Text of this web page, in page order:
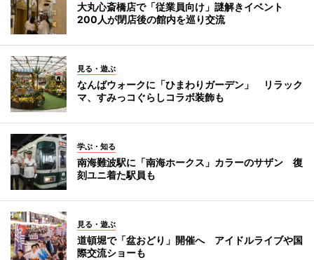
大丸心斎橋店で「従業員向け」謎解きイベント
200人が閉店後の館内を巡り交流
見る・遊ぶ
なんばウォークに「ひまわりガーデン」 リラック
マ、すみっコぐらしコラボ装飾も
学ぶ・知る
南海難波駅に「南海ホークス」カラーのサザン 復
刻ユニ着た駅員も
見る・遊ぶ
道頓堀で「盆おどり」開催へ アイドルライブや国
際交流ショーも